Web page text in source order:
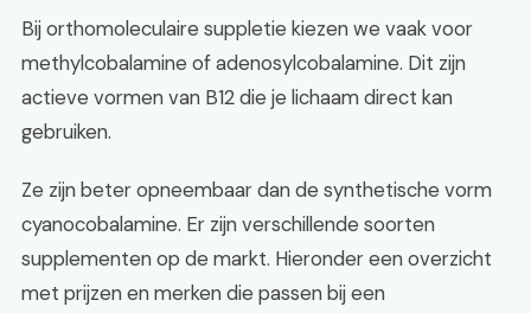
Bij orthomoleculaire suppletie kiezen we vaak voor
methylcobalamine of adenosylcobalamine. Dit zijn
actieve vormen van B12 die je lichaam direct kan
gebruiken.
Ze zijn beter opneembaar dan de synthetische vorm
cyanocobalamine. Er zijn verschillende soorten
supplementen op de markt. Hieronder een overzicht
met prijzen en merken die passen bij een